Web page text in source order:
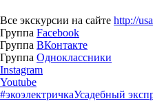
Все экскурсии на сайте http://
Группа Facebook
Группа ВКонтакте
Группа Одноклассники
Instagram
Youtube
#экоэлектричкаУсадебный